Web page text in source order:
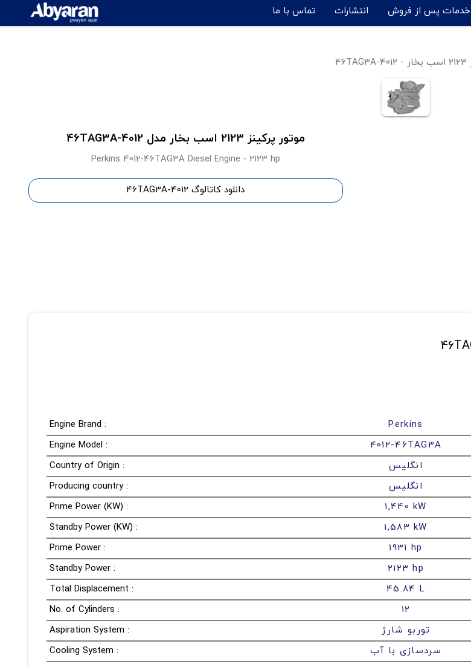
خدمات پس از فروش انتشارات تماس با ما
موتور پرکینز 2123 اسب بخار مدل 4012-46TAG3A
Perkins 4012-46TAG3A Diesel Engine - 2123 hp
دانلود کاتالوگ 4012-46TAG3A
Perkins
Engine Brand :
4012-46TAG3A
Engine Model :
انگلیس
Country of Origin :
انگلیس
Producing country :
1,440 kW
Prime Power (KW) :
1,583 kW
Standby Power (KW) :
1931 hp
Prime Power :
2123 hp
Standby Power :
45.84 L
Total Displacement :
12
No. of Cylinders :
توربو شارژ
Aspiration System :
سردسازی با آب
Cooling System :